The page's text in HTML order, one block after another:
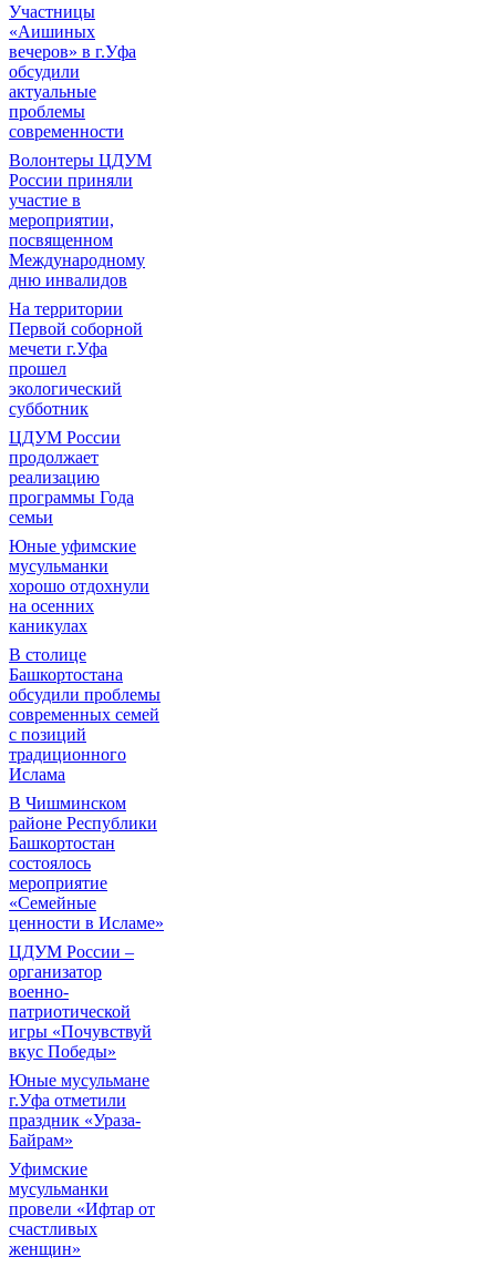
Участницы
«Аишиных
вечеров» в г.Уфа
обсудили
актуальные
проблемы
современности
Волонтеры ЦДУМ
России приняли
участие в
мероприятии,
посвященном
Международному
дню инвалидов
На территории
Первой соборной
мечети г.Уфа
прошел
экологический
субботник
ЦДУМ России
продолжает
реализацию
программы Года
семьи
Юные уфимские
мусульманки
хорошо отдохнули
на осенних
каникулах
В столице
Башкортостана
обсудили проблемы
современных семей
с позиций
традиционного
Ислама
В Чишминском
районе Республики
Башкортостан
состоялось
мероприятие
«Семейные
ценности в Исламе»
ЦДУМ России –
организатор
военно-
патриотической
игры «Почувствуй
вкус Победы»
Юные мусульмане
г.Уфа отметили
праздник «Ураза-
Байрам»
Уфимские
мусульманки
провели «Ифтар от
счастливых
женщин»